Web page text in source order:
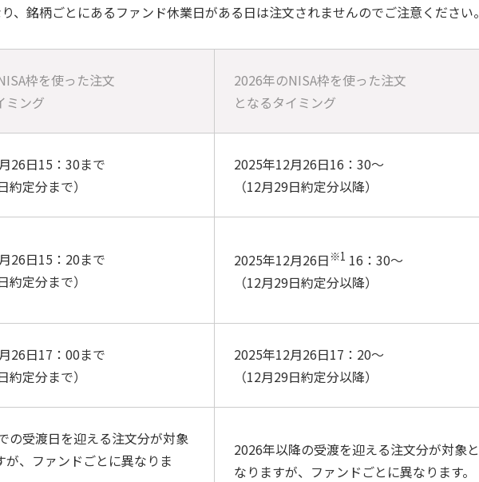
、銘柄ごとにあるファンド休業日がある日は注文されませんのでご注意ください。
枠を使った注文
ミング
2026年のNISA枠を使った注文
となるタイミング
26日15：30まで
約定分まで）
2025年12月26日16：30～
（12月29日約定分以降）
26日15：20まで
約定分まで）
2025年12月26日 ※1 16：30～
（12月29日約定分以降）
26日17：00まで
約定分まで）
2025年12月26日17：20～
（12月29日約定分以降）
の受渡日を迎える注文分が対象
が、ファンドごとに異なりま
2026年以降の受渡を迎える注文分が対象と
なりますが、ファンドごとに異なります。